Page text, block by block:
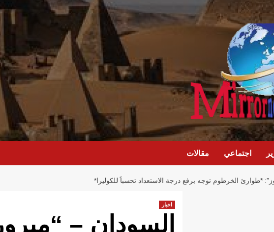
اجتماعي مقالات
*طوارئ الخرطوم توجه برفع درجة الاستعداد تحسباََ للكوليرا*
اخبار
السودان –